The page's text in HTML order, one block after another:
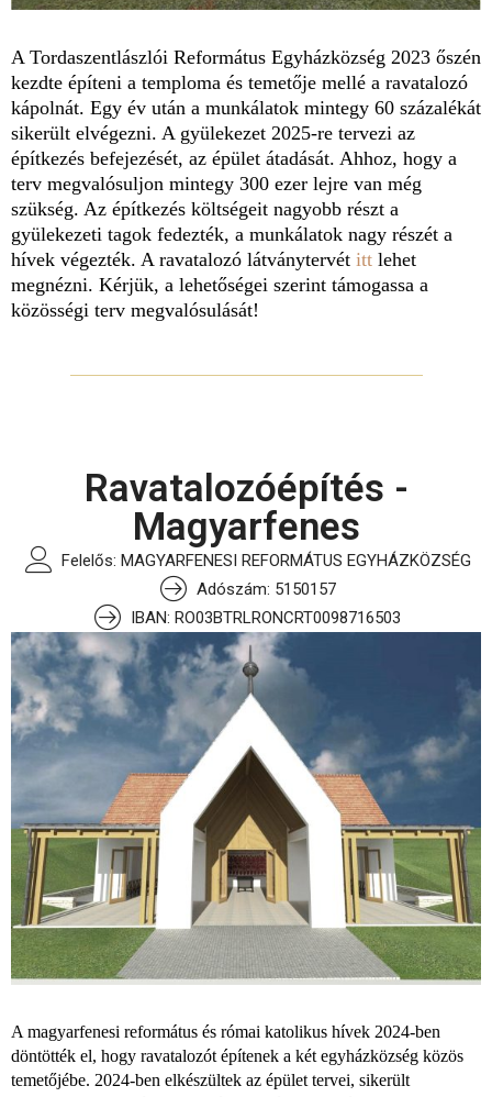
A Tordaszentlászlói Református Egyházközség 2023 őszén
kezdte építeni a temploma és temetője mellé a ravatalozó
kápolnát. Egy év után a munkálatok mintegy 60 százalékát
sikerült elvégezni. A gyülekezet 2025-re tervezi az
építkezés befejezését, az épület átadását. Ahhoz, hogy a
terv megvalósuljon mintegy 300 ezer lejre van még
szükség. Az építkezés költségeit nagyobb részt a
gyülekezeti tagok fedezték, a munkálatok nagy részét a
hívek végezték. A ravatalozó látványtervét itt lehet
megnézni. Kérjük, a lehetőségei szerint támogassa a
közösségi terv megvalósulását!
Ravatalozóépítés -
Magyarfenes
Felelős: MAGYARFENESI REFORMÁTUS EGYHÁZKÖZSÉG
Adószám: 5150157
IBAN: RO03BTRLRONCRT0098716503
A magyarfenesi református és római katolikus hívek 2024-ben
döntötték el, hogy ravatalozót építenek a két egyházközség közös
temetőjébe. 2024-ben elkészültek az épület tervei, sikerült